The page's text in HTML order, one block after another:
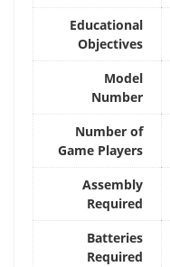
Educational
Objectives
Model
Number
Number of
Game Players
Assembly
Required
Batteries
Required